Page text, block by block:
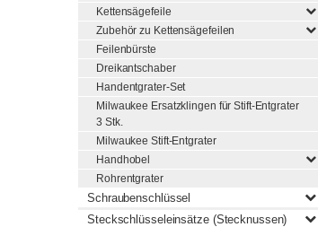
Kettensägefeile
Zubehör zu Kettensägefeilen
Feilenbürste
Dreikantschaber
Handentgrater-Set
Milwaukee Ersatzklingen für Stift-Entgrater
3 Stk.
Milwaukee Stift-Entgrater
Handhobel
Rohrentgrater
Schraubenschlüssel
Steckschlüsseleinsätze (Stecknussen)